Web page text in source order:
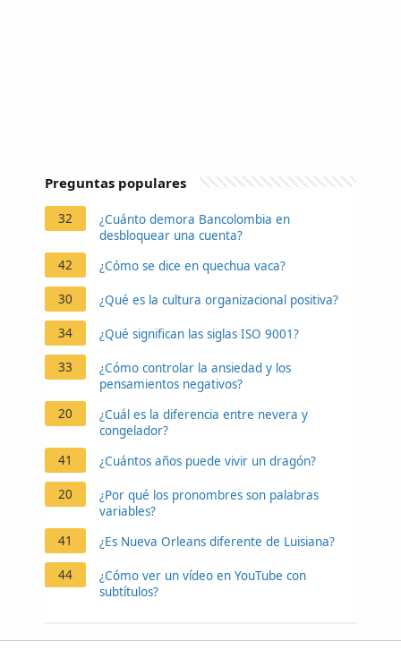
Preguntas populares
32
¿Cuánto demora Bancolombia en
desbloquear una cuenta?
42
¿Cómo se dice en quechua vaca?
30 ¿Qué es la cultura organizacional positiva?
34 ¿Qué significan las siglas ISO 9001?
33
¿Cómo controlar la ansiedad y los
pensamientos negativos?
20
¿Cuál es la diferencia entre nevera y
congelador?
41
¿Cuántos años puede vivir un dragón?
20
¿Por qué los pronombres son palabras
variables?
41
¿Es Nueva Orleans diferente de Luisiana?
44
¿Cómo ver un vídeo en YouTube con
subtítulos?